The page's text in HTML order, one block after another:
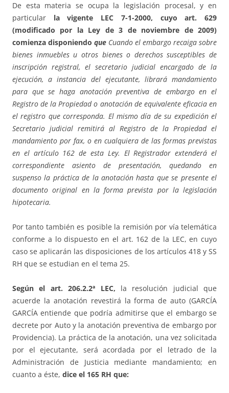
De esta materia se ocupa la legislación procesal, y en
particular la vigente LEC 7-1-2000, cuyo art.629
(modificado por la Ley de 3 de noviembre de 2009)
comienza disponiendo que Cuando el embargo recaiga sobre
bienes inmuebles u otros bienes o derechos susceptibles de
inscripción registral, el secretario judicial encargado de la
ejecución, a instancia del ejecutante, librará mandamiento
para que se haga anotación preventiva de embargo en el
Registro de la Propiedad o anotación de equivalente eficacia en
el registro que corresponda. El mismo día de su expedición el
Secretario judicial remitirá al Registro de la Propiedad el
mandamiento por fax, o en cualquiera de las formas previstas
en el artículo 162 de esta Ley. El Registrador extenderá el
correspondiente asiento de presentación, quedando en
suspenso la práctica de la anotación hasta que se presente el
documento original en la forma prevista por la legislación
hipotecaria.
Por tanto también es posible la remisión por vía telemática
conforme a lo dispuesto en el art. 162 de la LEC, en cuyo
caso se aplicarán las disposiciones de los artículos 418 y SS
RH que se estudian en el tema 25.
Según el art. 206.2.2ª LEC, la resolución judicial que
acuerde la anotación revestirá la forma de auto (GARCÍA
GARCÍA entiende que podría admitirse que el embargo se
decrete por Auto y la anotación preventiva de embargo por
Providencia). La práctica de la anotación, una vez solicitada
por el ejecutante, será acordada por el letrado de la
Administración de Justicia mediante mandamiento; en
cuanto a éste, dice el 165 RH que: